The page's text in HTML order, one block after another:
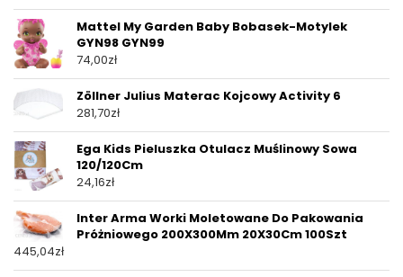
Mattel My Garden Baby Bobasek-Motylek
GYN98 GYN99
74,00zł
Zöllner Julius Materac Kojcowy Activity 6
281,70zł
Ega Kids Pieluszka Otulacz Muślinowy Sowa
120/120Cm
24,16zł
Inter Arma Worki Moletowane Do Pakowania
Próżniowego 200X300Mm 20X30Cm 100Szt
445,04zł